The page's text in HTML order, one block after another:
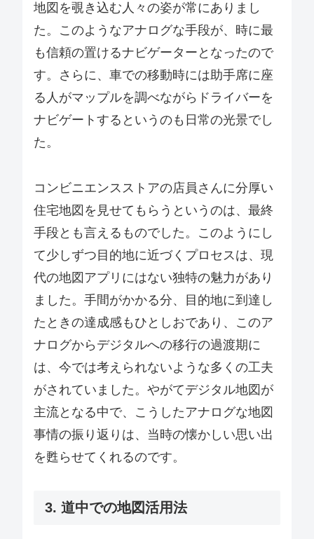
地図を覗き込む人々の姿が常にありまし
た。このようなアナログな手段が、時に最
も信頼の置けるナビゲーターとなったので
す。さらに、車での移動時には助手席に座
る人がマップルを調べながらドライバーを
ナビゲートするというのも日常の光景でし
た。
コンビニエンスストアの店員さんに分厚い
住宅地図を見せてもらうというのは、最終
手段とも言えるものでした。このようにし
て少しずつ目的地に近づくプロセスは、現
代の地図アプリにはない独特の魅力があり
ました。手間がかかる分、目的地に到達し
たときの達成感もひとしおであり、このア
ナログからデジタルへの移行の過渡期に
は、今では考えられないような多くの工夫
がされていました。やがてデジタル地図が
主流となる中で、こうしたアナログな地図
事情の振り返りは、当時の懐かしい思い出
を甦らせてくれるのです。
3. 道中での地図活用法